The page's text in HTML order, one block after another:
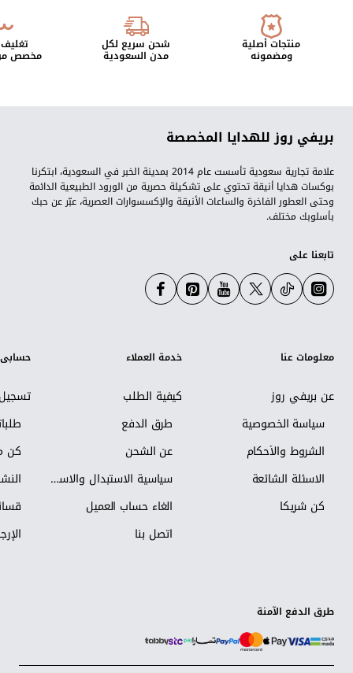
منتجات أصلية
ومضمونه
شحن سريع لكل
مدن السعودية مخصص
بريفي روز للهدايا المخصصة
علامة تجارية سعودية تأسست عام 2014 بمدينة الخبر في السعودية، ابتكرنا
بوكسات هدايا أنيقة تحتوي على تشكيلة حصرية من الورود الطبيعية الدائمة
وحتى العطور الفاخرة والساعات الأنيقة والإكسسوارات العصرية، عبّر عن حبك
بأسلوبك مختلف.
تابعنا على
معلومات عنا
عن بريفي روز
سياسة الخصوصية
الشروط والأحكام
الاسئلة الشائعة
كن شريكاً
خدمة العملاء
كيفية الطلب
طرق الدفع
عن الشحن
سياسية الاستبدال والاسترجاع
الغاء حساب العميل
اتصل بنا
حسابي
كن
طرق الدفع الآمنة